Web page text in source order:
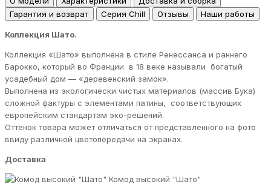
Гарантия и возврат
Серия Chill Отзывы Наши работы
Коллекция Шато.
Коллекция «Шато» выполнена в стиле Ренессанса и раннего
Барокко, который во Франции в 18 веке называли богатый
усадебный дом — «деревенский замок».
Выполнена из экологически чистых материалов (массив Бука)
сложной фактуры с элементами патины, соответствующих
европейским стандартам эко-решений.
Оттенок товара может отличаться от представленного на фото
ввиду различной цветопередачи на экранах.
Доставка
Комод высокий "Шато"